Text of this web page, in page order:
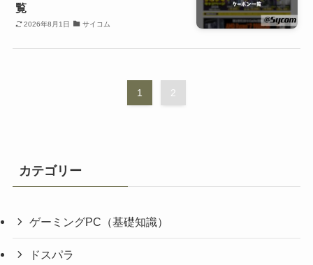
覧
2026年8月1日 サイコム
1 2
カテゴリー
ゲーミングPC（基礎知識）
ドスパラ